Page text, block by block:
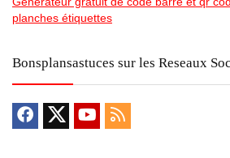
planches étiquettes
Bonsplansastuces sur les Reseaux